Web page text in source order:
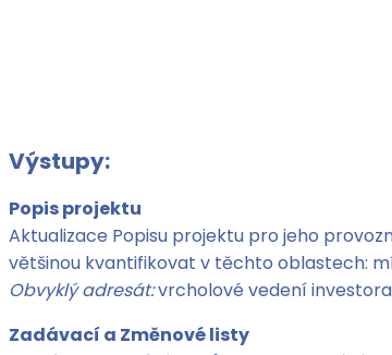
Výstupy:
Popis projektu
Aktualizace Popisu projektu pro jeho
většinou kvantifikovat v těchto oblastech:
Obvyklý adresát:vrcholové vedení
Zadávací a Změnové listy